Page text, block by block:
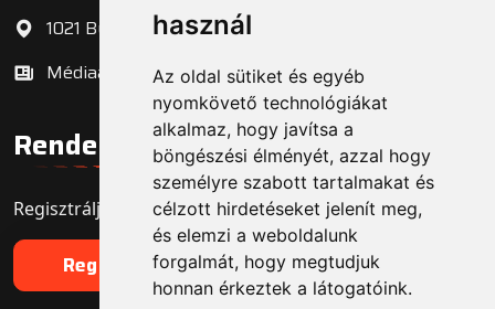
használ
Az oldal sütiket és egyéb
nyomkövető technológiákat
alkalmaz, hogy javítsa a
böngészési élményét, azzal hogy
személyre szabott tartalmakat és
célzott hirdetéseket jelenít meg,
és elemzi a weboldalunk
forgalmát, hogy megtudjuk
honnan érkeztek a látogatóink.
1021 Budapest, Bécsi út 3-5.
Médiaajánlat
Rendelő regisztráció
Regisztrálja fogorvosi rendelőjét még ma!
Regisztráció